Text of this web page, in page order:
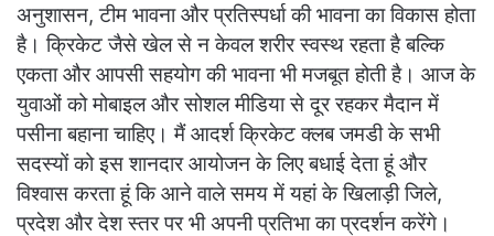
अनुशासन, टीम भावना और प्रतिस्पर्धा की भावना का विकास होता
है। क्रिकेट जैसे खेल से न केवल शरीर स्वस्थ रहता है बल्कि
एकता और आपसी सहयोग की भावना भी मजबूत होती है। आज के
युवाओं को मोबाइल और सोशल मीडिया से दूर रहकर मैदान में
पसीना बहाना चाहिए। मैं आदर्श क्रिकेट क्लब जमडी के सभी
सदस्यों को इस शानदार आयोजन के लिए बधाई देता हूं और
विश्वास करता हूं कि आने वाले समय में यहां के खिलाड़ी जिले,
प्रदेश और देश स्तर पर भी अपनी प्रतिभा का प्रदर्शन करेंगे।